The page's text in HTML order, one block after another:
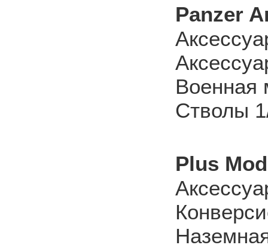
Panzer
Военная
Стволы
Plus